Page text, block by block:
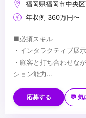
福岡県福岡市中央
年収例 360万円〜
■必須スキル
・インタラクティブ展
・顧客と打ち合わせな
ション能力
・インタラクティブ技
・CG映像に関する制作
応募する 💬 気